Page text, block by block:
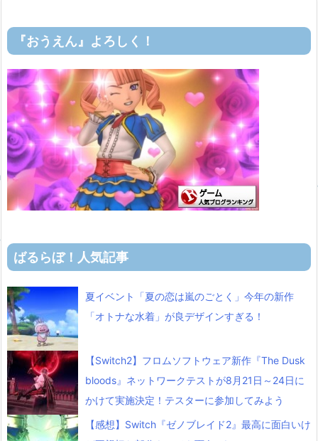
『おうえん』よろしく！
ばるらぼ！人気記事
夏イベント「夏の恋は嵐のごとく」今年の新作
「オトナな水着」が良デザインすぎる！
【Switch2】フロムソフトウェア新作『The Dusk
bloods』ネットワークテストが8月21日～24日に
かけて実施決定！テスターに参加してみよう
【感想】Switch『ゼノブレイド2』最高に面白いけ